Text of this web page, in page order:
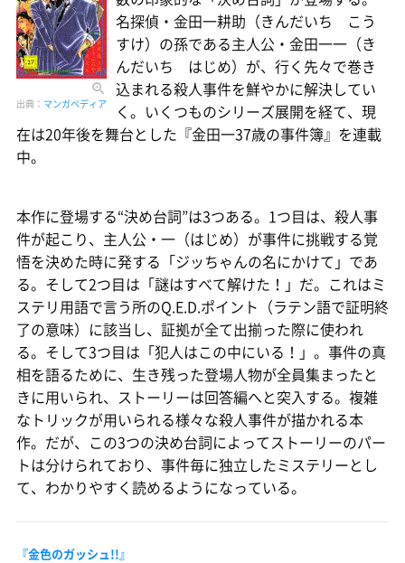
出典： マンガペディア
名探偵・金田一耕助（きんだいち こう
すけ）の孫である主人公・金田一一（き
んだいち はじめ）が、行く先々で巻き
込まれる殺人事件を鮮やかに解決してい
く。いくつものシリーズ展開を経て、現
在は20年後を舞台とした『金田一37歳の事件簿』を連載
中。
本作に登場する“決め台詞”は3つある。1つ目は、殺人事
件が起こり、主人公・一（はじめ）が事件に挑戦する覚
悟を決めた時に発する「ジッちゃんの名にかけて」であ
る。そして2つ目は「謎はすべて解けた！」だ。これはミ
ステリ用語で言う所のQ.E.D.ポイント（ラテン語で証明終
了の意味）に該当し、証拠が全て出揃った際に使われ
る。そして3つ目は「犯人はこの中にいる！」。事件の真
相を語るために、生き残った登場人物が全員集まったと
きに用いられ、ストーリーは回答編へと突入する。複雑
なトリックが用いられる様々な殺人事件が描かれる本
作。だが、この3つの決め台詞によってストーリーのパー
トは分けられており、事件毎に独立したミステリーとし
て、わかりやすく読めるようになっている。
『金色のガッシュ!!』